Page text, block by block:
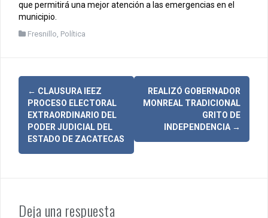
que permitirá una mejor atención a las emergencias en el
municipio.
Fresnillo, Política
N
e
a
← CLAUSURA IEEZ
PROCESO ELECTORAL
EXTRAORDINARIO DEL
PODER JUDICIAL DEL
ESTADO DE ZACATECAS
REALIZÓ GOBERNADOR
MONREAL TRADICIONAL
GRITO DE
INDEPENDENCIA →
Deja una respuesta